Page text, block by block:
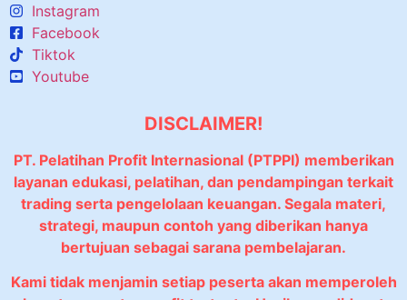
Instagram
Facebook
Tiktok
Youtube
DISCLAIMER!
PT. Pelatihan Profit Internasional (PTPPI) memberikan
layanan edukasi, pelatihan, dan pendampingan terkait
trading serta pengelolaan keuangan. Segala materi,
strategi, maupun contoh yang diberikan hanya
bertujuan sebagai sarana pembelajaran.
Kami tidak menjamin setiap peserta akan memperoleh